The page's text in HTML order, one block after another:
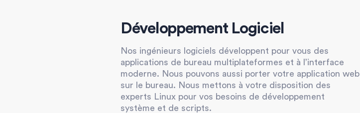
Développement Logiciel
Nos ingénieurs logiciels développent pour vous des
applications de bureau multiplateformes et à l’interface
moderne. Nous pouvons aussi porter votre application web
sur le bureau. Nous mettons à votre disposition des
experts Linux pour vos besoins de développement
système et de scripts.